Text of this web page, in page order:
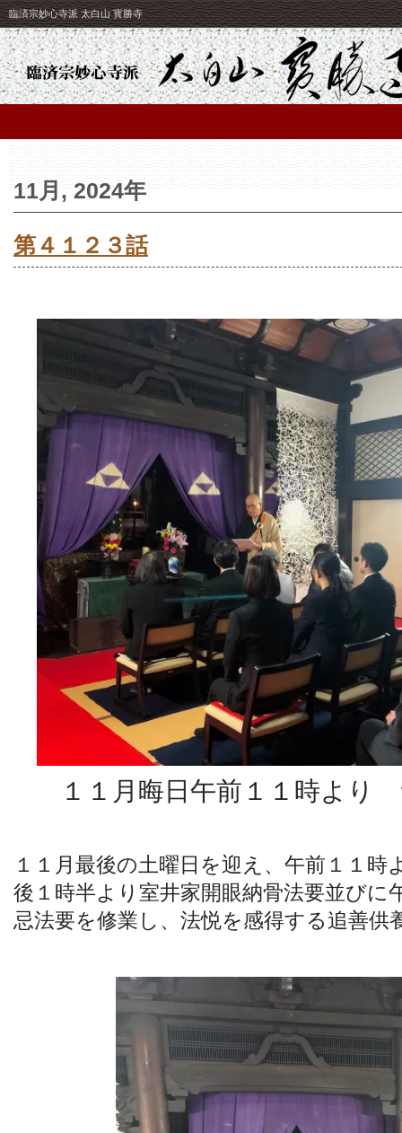
臨済宗妙心寺派 太白山 寳勝寺
11月, 2024年
第４１２３話
１１月晦日午前１１時より
１１月最後の土曜日を迎え、午前１１時
後１時半より室井家開眼納骨法要並びに
忌法要を修業し、法悦を感得する追善供